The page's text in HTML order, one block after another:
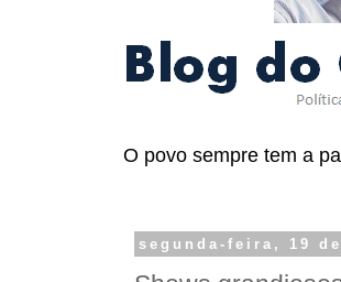
O povo sempre tem a
segunda-feira, 19